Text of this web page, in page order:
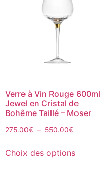
Verre à Vin Rouge 600ml
Jewel en Cristal de
Bohême Taillé – Moser
275.00€ – 550.00€
Choix des options